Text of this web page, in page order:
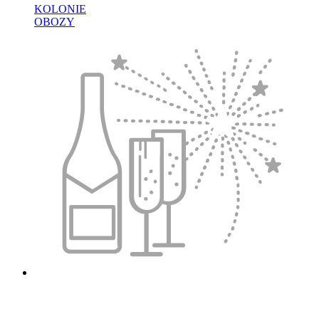
KOLONIE
OBOZY